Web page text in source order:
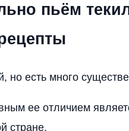
пьём
но есть много
ее отличием
стране.